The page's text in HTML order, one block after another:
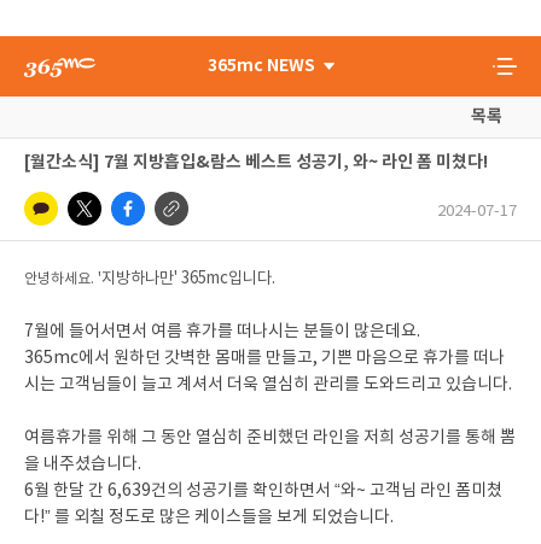
365mc NEWS
목록
[월간소식] 7월 지방흡입&람스 베스트 성공기, 와~ 라인 폼 미쳤다!
2024-07-17
안녕하세요. '지방하나만' 365mc입니다.
7월에 들어서면서 여름 휴가를 떠나시는 분들이 많은데요.
365mc에서 원하던 갓벽한 몸매를 만들고, 기쁜 마음으로 휴가를 떠나
시는 고객님들이 늘고 계셔서 더욱 열심히 관리를 도와드리고 있습니다.
여름휴가를 위해 그 동안 열심히 준비했던 라인을 저희 성공기를 통해 뽐
을 내주셨습니다.
6월 한달 간 6,639건의 성공기를 확인하면서 “와~ 고객님 라인 폼미쳤
다!” 를 외칠 정도로 많은 케이스들을 보게 되었습니다.